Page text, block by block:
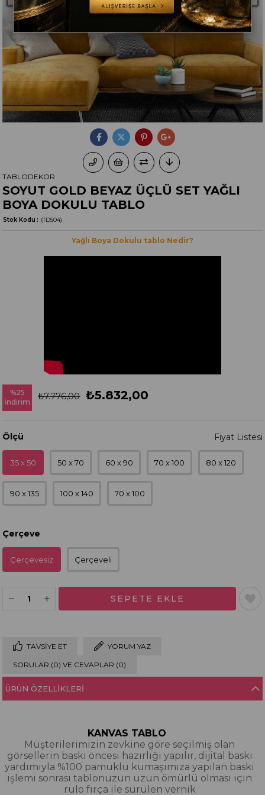
SOYUT GOLD BEYAZ ÜÇLÜ SET YAĞLI
BOYA DOKULU TABLO
(TD504)
Stok Kodu
TABLODEKOR
Yağlı Boya Dokulu tablo Nedir?
%25
İndirim
₺7.776,00 ₺5.832,00
Ölçü
35 x 50 50 x 70 60 x 90 70 x 100 80 x 120
90 x 135 100 x 140 70 x 100
Çerçeve
Çerçevesiz Çerçeveli
TAVSIYE ET YORUM YAZ
SORULAR (0) VE CEVAPLAR (0)
ÜRÜN ÖZELLIKLERI
KANVAS TABLO
Müşterilerimizin zevkine göre seçilmiş olan
görsellerin baskı öncesi hazırlığı yapılır, dijital baskı
yardımıyla %100 pamuklu kumaşımıza yapılan baskı
işlemi sonrası tablonuzun uzun ömürlü olması için
rulo fırça ile sürülen vernik